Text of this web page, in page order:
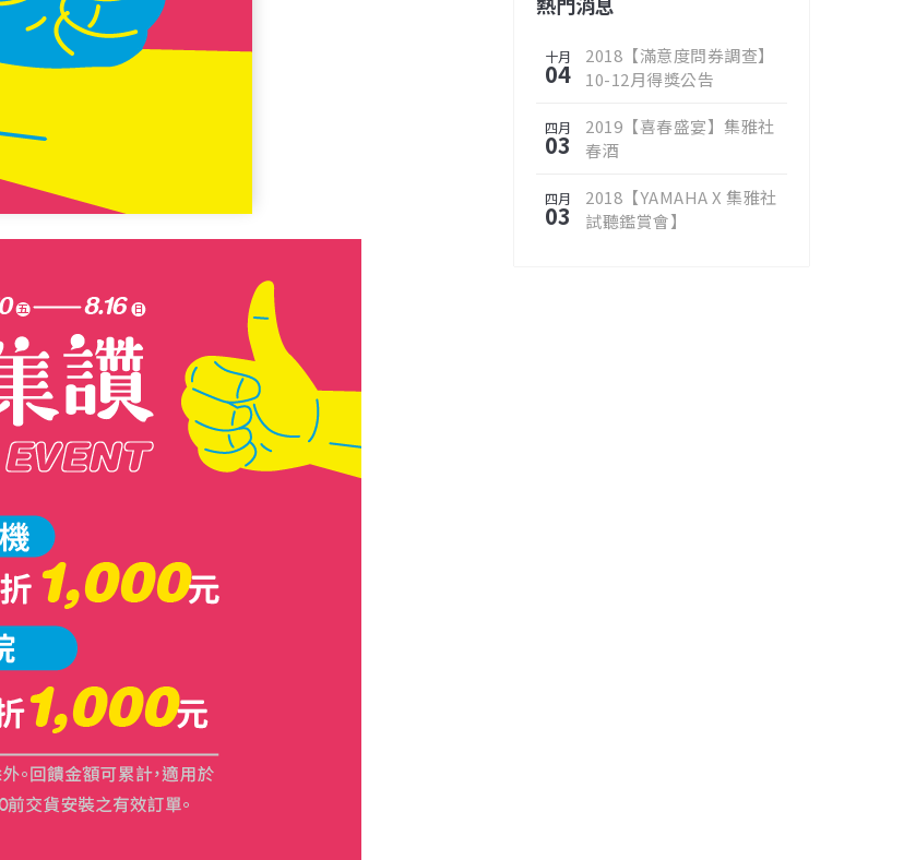
十月
04
2018【滿意度問券調查】
10-12月得獎公告
四月
03
2019【喜春盛宴】集雅社
春酒
四月
03
2018【YAMAHA X 集雅社
試聽鑑賞會】